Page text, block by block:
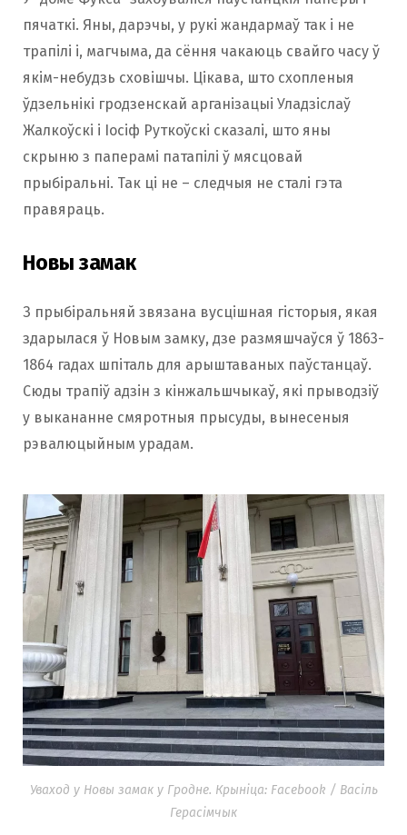
пячаткі. Яны, дарэчы, у рукі жандармаў так і не
трапілі і, магчыма, да сёння чакаюць свайго часу ў
якім-небудзь сховішчы. Цікава, што схопленыя
ўдзельнікі гродзенскай арганізацыі Уладзіслаў
Жалкоўскі і Іосіф Руткоўскі сказалі, што яны
скрыню з паперамі патапілі ў мясцовай
прыбіральні. Так ці не – следчыя не сталі гэта
правяраць.
Новы замак
З прыбіральняй звязана вусцішная гісторыя, якая
здарылася ў Новым замку, дзе размяшчаўся ў 1863-
1864 гадах шпіталь для арыштаваных паўстанцаў.
Сюды трапіў адзін з кінжальшчыкаў, які прыводзіў
у выкананне смяротныя прысуды, вынесеныя
рэвалюцыйным урадам.
Уваход у Новы замак у Гродне. Крыніца: Facebook / Васіль
Герасімчык